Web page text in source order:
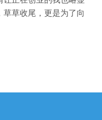
草收尾，更是为了向